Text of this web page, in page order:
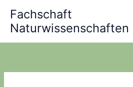
Inhalt
springen
Fachschaft
Naturwissenschaften